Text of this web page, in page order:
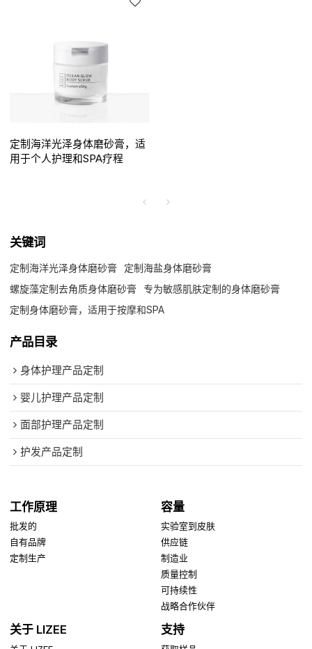
定制海洋光泽身体磨砂膏，适
用于个人护理和SPA疗程
关键词
定制海洋光泽身体磨砂膏
定制海盐身体磨砂膏
螺旋藻定制去角质身体磨砂膏
专为敏感肌肤定制的身体磨砂膏
定制身体磨砂膏，适用于按摩和SPA
产品目录
身体护理产品定制
婴儿护理产品定制
面部护理产品定制
护发产品定制
工作原理
批发的
自有品牌
定制生产
容量
实验室到皮肤
供应链
制造业
质量控制
可持续性
战略合作伙伴
关于 LIZEE 支持